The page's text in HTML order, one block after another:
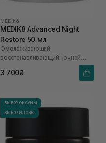
MEDIK8
MEDIK8 Advanced Night
Restore 50 мл
Омолаживающий
восстанавливающий ночной
3 700₴
ВЫБОР ОКСАНЫ
ВЫБОР ИЛОНЫ